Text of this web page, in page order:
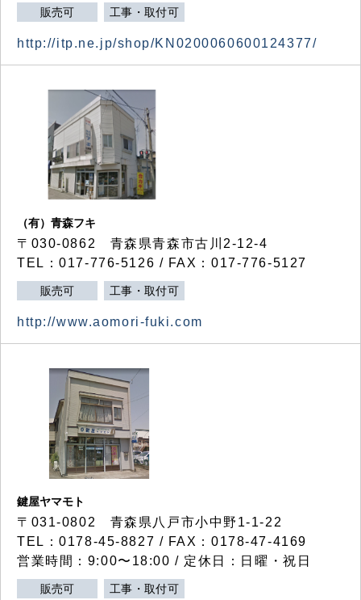
販売可 工事・取付可
http://itp.ne.jp/shop/KN0200060600124377/
（有）青森フキ
〒030-0862 青森県青森市古川2-12-4
TEL：017-776-5126 / FAX：017-776-5127
販売可 工事・取付可
http://www.aomori-fuki.com
鍵屋ヤマモト
〒031-0802 青森県八戸市小中野1-1-22
TEL：0178-45-8827 / FAX：0178-47-4169
営業時間：9:00〜18:00 / 定休日：日曜・祝日
販売可 工事・取付可